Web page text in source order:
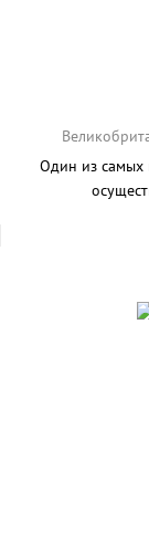
Один из самых